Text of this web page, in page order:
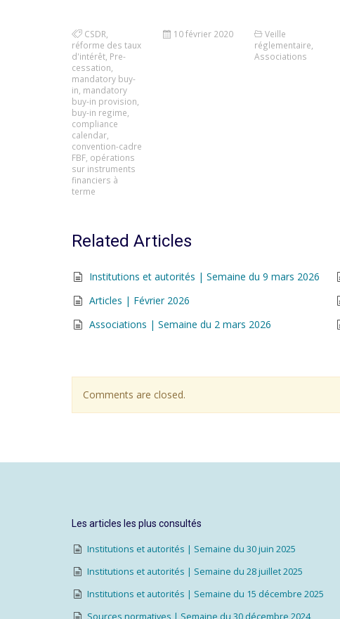
CSDR
réforme des taux
d'intérêt Pre-
cessation
mandatory buy-
in mandatory
buy-in provision
buy-in regime
compliance
calendar
convention-cadre
FBF opérations
sur instruments
financiers à
terme
10 février 2020
Veille
réglementaire
Associations
Related Articles
Institutions et autorités | Semaine du 9 mars 2026
Articles | Février 2026
Associations | Semaine du 2 mars 2026
Comments are closed.
Les articles les plus consultés
Institutions et autorités | Semaine du 30 juin 2025
Institutions et autorités | Semaine du 28 juillet 2025
Institutions et autorités | Semaine du 15 décembre 2025
Sources normatives | Semaine du 30 décembre 2024